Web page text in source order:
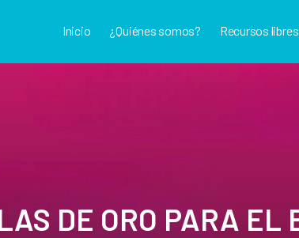
Inicio ¿Quiénes somos? Recursos libres
DE ORO PARA EL